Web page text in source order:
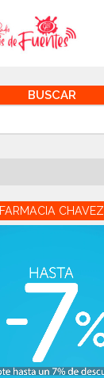
BUSCAR
FARMACIA CHAVEZ